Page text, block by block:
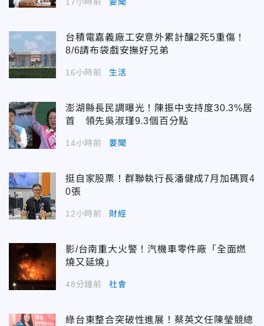
17小時前 要聞
台積電嘉義廠工安意外累計釀2死5重傷！
8/6請布袋戲安撫好兄弟
16小時前 生活
澎湖縣長民調曝光！陳振中支持度30.3%居
首 領先吳淑瑾9.3個百分點
14小時前 要聞
挺自家股票！群聯執行長潘健成7月加碼買4
0張
12小時前 財經
影/台南重大火警！汽機車零件廠「全面燃
燒又延燒」
48分鐘前 社會
綠台東整合突破性進展！蔡英文任陳瑩競總